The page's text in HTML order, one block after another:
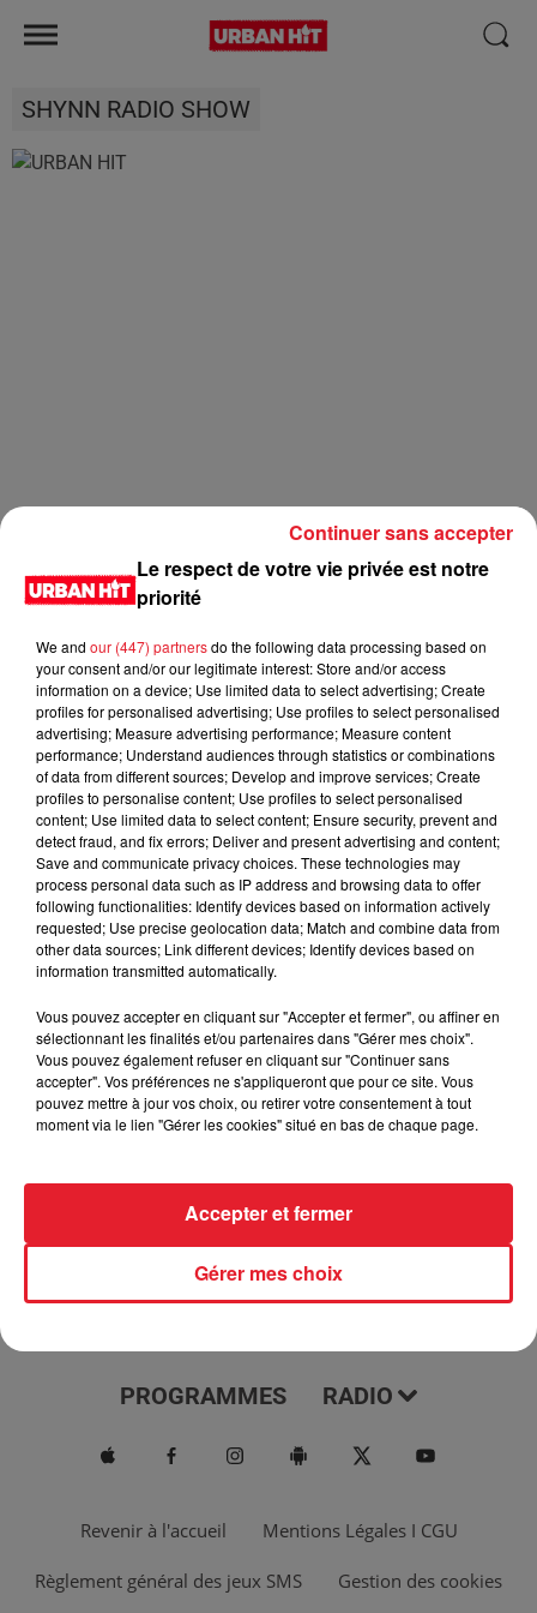
SHYNN RADIO SHOW
0:00 24 min 8 sec
23 octobre 2021 - 24 min 8 sec
Shynn Radio Show du 23/10/2021 Partie 2
les plus joués dans les club de la capitale. Rendez-vous
samedi à 22h sur Urban hit.
PROGRAMMES RADIO
Revenir à l'accueil Mentions Légales I CGU
Règlement général des jeux SMS Gestion des cookies
Le respect de votre vie privée est notre
priorité
We and our (447) partnersdo the following data processing based on
your consent and/or our legitimate interest: Store and/or access
information on a device; Use limited data to select advertising; Create
profiles for personalised advertising; Use profiles to select personalised
advertising; Measure advertising performance; Measure content
performance; Understand audiences through statistics or combinations
of data from different sources; Develop and improve services; Create
profiles to personalise content; Use profiles to select personalised
content; Use limited data to select content; Ensure security, prevent and
detect fraud, and fix errors; Deliver and present advertising and content;
Save and communicate privacy choices. These technologies may
process personal data such as IP address and browsing data to offer
following functionalities: Identify devices based on information actively
requested; Use precise geolocation data; Match and combine data from
other data sources; Link different devices; Identify devices based on
information transmitted automatically.
Vous pouvez accepter en cliquant sur "Accepter et fermer", ou affiner en
sélectionnant les finalités et/ou partenaires dans "Gérer mes choix".
Vous pouvez également refuser en cliquant sur "Continuer sans
accepter". Vos préférences ne s'appliqueront que pour ce site. Vous
pouvez mettre à jour vos choix, ou retirer votre consentement à tout
moment via le lien "Gérer les cookies" situé en bas de chaque page.
Gérer mes choix
Accepter et fermer
Continuer sans accepter